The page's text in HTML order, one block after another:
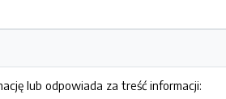
lub odpowiada za treść informacji: